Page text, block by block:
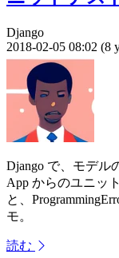
Django
2018-02-05 08:02 (8
Django で、モデル
App からのユニッ
と、
モ。
読む